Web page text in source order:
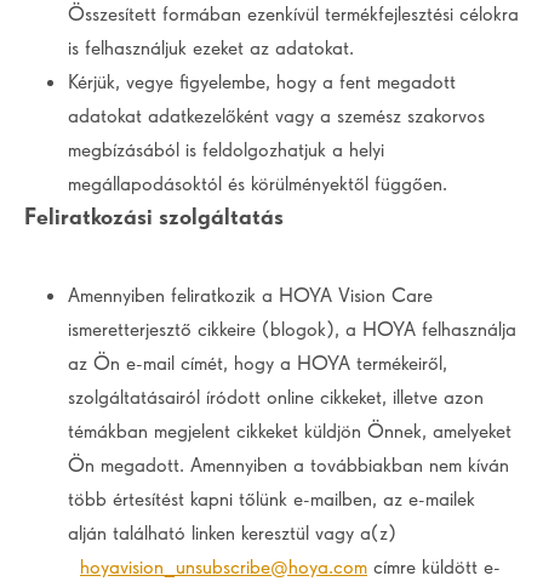
Összesített formában ezenkívül termékfejlesztési célokra
is felhasználjuk ezeket az adatokat.
Kérjük, vegye figyelembe, hogy a fent megadott
adatokat adatkezelőként vagy a szemész szakorvos
megbízásából is feldolgozhatjuk a helyi
megállapodásoktól és körülményektől függően.
Feliratkozási szolgáltatás
Amennyiben feliratkozik a HOYA Vision Care
ismeretterjesztő cikkeire (blogok), a HOYA felhasználja
az Ön e-mail címét, hogy a HOYA termékeiről,
szolgáltatásairól íródott online cikkeket, illetve azon
témákban megjelent cikkeket küldjön Önnek, amelyeket
Ön megadott. Amennyiben a továbbiakban nem kíván
több értesítést kapni tőlünk e-mailben, az e-mailek
alján található linken keresztül vagy a(z)
hoyavision_unsubscribe@hoya.com címre küldött e-